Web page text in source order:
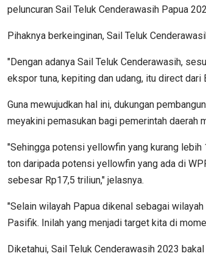
peluncuran Sail Teluk Cenderawasih Papua
Pihaknya berkeinginan, Sail Teluk
"Dengan adanya Sail Teluk Cenderawasih,
ekspor tuna, kepiting dan udang, itu direct dari
Guna mewujudkan hal ini, dukungan
meyakini pemasukan bagi pemerintah daerah
"Sehingga potensi yellowfin yang kurang lebih
ton daripada potensi yellowfin yang ada di
sebesar Rp17,5 triliun," jelasnya.
"Selain wilayah Papua dikenal sebagai
Pasifik. Inilah yang menjadi target kita di
Diketahui, Sail Teluk Cenderawasih 2023